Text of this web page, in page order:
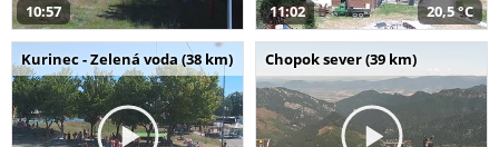
10:57 11:02 20,5 °C
Kurinec - Zelená voda (38 km) Chopok sever (39 km)